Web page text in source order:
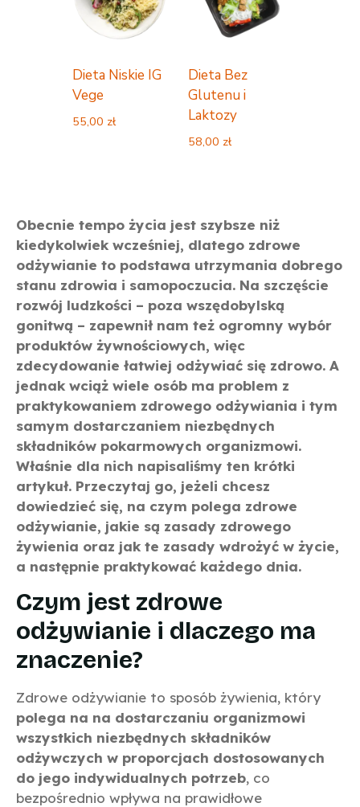
Obecnie tempo życia jest szybsze niż
kiedykolwiek wcześniej, dlatego zdrowe
odżywianie to podstawa utrzymania dobrego
stanu zdrowia i samopoczucia. Na szczęście
rozwój ludzkości – poza wszędobylską
gonitwą – zapewnił nam też ogromny wybór
produktów żywnościowych, więc
zdecydowanie łatwiej odżywiać się zdrowo. A
jednak wciąż wiele osób ma problem z
praktykowaniem zdrowego odżywiania i tym
samym dostarczaniem niezbędnych
składników pokarmowych organizmowi.
Właśnie dla nich napisaliśmy ten krótki
artykuł. Przeczytaj go, jeżeli chcesz
dowiedzieć się, na czym polega zdrowe
odżywianie, jakie są zasady zdrowego
żywienia oraz jak te zasady wdrożyć w życie,
a następnie praktykować każdego dnia.
Czym jest zdrowe
odżywianie i dlaczego ma
znaczenie?
Zdrowe odżywianie to sposób żywienia, który
polega na na dostarczaniu organizmowi
wszystkich niezbędnych składników
odżywczych w proporcjach dostosowanych
do jego indywidualnych potrzeb, co
bezpośrednio wpływa na prawidłowe
Dieta Niskie IG
Vege
55,00 zł
Dieta Bez
Glutenu i
Laktozy
58,00 zł